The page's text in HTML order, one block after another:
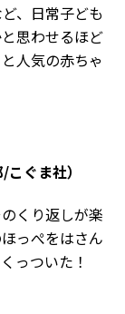
、日常子ども
思わせるほど
人気の赤ちゃ
ぐま社）
くり返しが楽
っぺをはさん
っついた！